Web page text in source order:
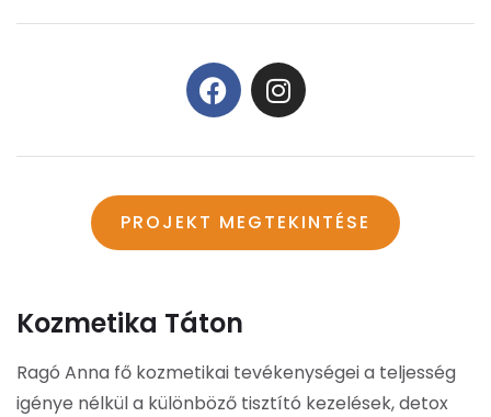
PROJEKT MEGTEKINTÉSE
Kozmetika Táton
Ragó Anna fő kozmetikai tevékenységei a teljesség
igénye nélkül a különböző tisztító kezelések, detox